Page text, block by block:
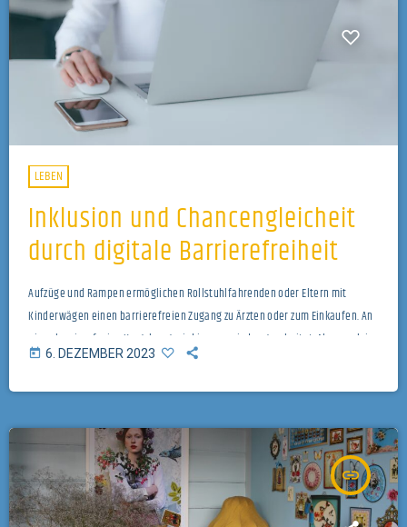
LEBEN
Inklusion und Chancengleicheit
durch digitale Barrierefreiheit
Aufzüge und Rampen ermöglichen Rollstuhlfahrenden oder Eltern mit
Kinderwägen einen barrierefreien Zugang zu Ärzten oder zum Einkaufen. An
einer barrierefreien Umgebung wird immer wieder gearbeitet. Aber auch im
Netz können für manche Persone Hürden und Stolpersteine auftauchen.
today 6. DEZEMBER 2023
insert_link